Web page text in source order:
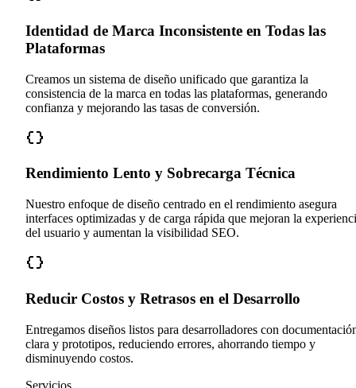
Identidad de Marca Inconsistente en Todas las
Plataformas
Creamos un sistema de diseño unificado que garantiza la
consistencia de la marca en todas las plataformas, generando
confianza y mejorando las tasas de conversión.
Rendimiento Lento y Sobrecarga Técnica
Nuestro enfoque de diseño centrado en el rendimiento asegura
interfaces optimizadas y de carga rápida que mejoran la
del usuario y aumentan la visibilidad SEO.
Reducir Costos y Retrasos en el Desarrollo
Entregamos diseños listos para desarrolladores con
clara y prototipos, reduciendo errores, ahorrando tiempo y
disminuyendo costos.
Servicios